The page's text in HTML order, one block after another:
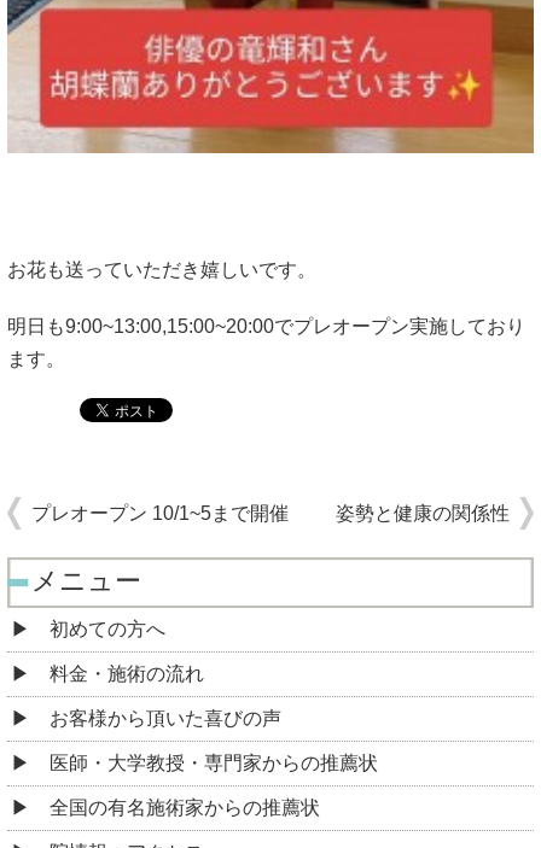
お花も送っていただき嬉しいです。
明日も9:00~13:00,15:00~20:00でプレオープン実施しており
ます。
プレオープン 10/1~5まで開催 姿勢と健康の関係性
メニュー
初めての方へ
料金・施術の流れ
お客様から頂いた喜びの声
医師・大学教授・専門家からの推薦状
全国の有名施術家からの推薦状